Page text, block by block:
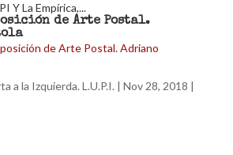
de Arte Postal.
a la Izquierda. L.U.P.I. | Nov 28, 2018 |
Y La Empírica,...